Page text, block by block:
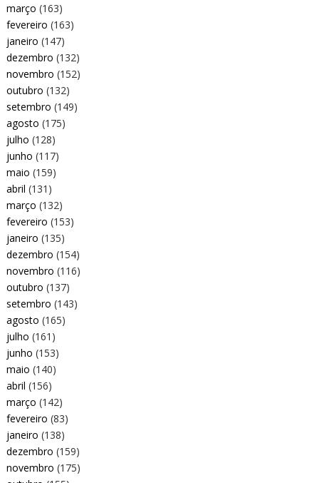
março (163)
fevereiro (163)
janeiro (147)
dezembro (132)
novembro (152)
outubro (132)
setembro (149)
agosto (175)
julho (128)
junho (117)
maio (159)
abril (131)
março (132)
fevereiro (153)
janeiro (135)
dezembro (154)
novembro (116)
outubro (137)
setembro (143)
agosto (165)
julho (161)
junho (153)
maio (140)
abril (156)
março (142)
fevereiro (83)
janeiro (138)
dezembro (159)
novembro (175)